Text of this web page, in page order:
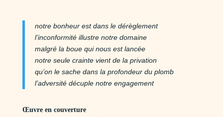
notre bonheur est dans le dérèglement
l’inconformité illustre notre domaine
malgré la boue qui nous est lancée
notre seule crainte vient de la privation
qu’on le sache dans la profondeur du plomb
l’adversité décuple notre engagement
Œuvre en couverture